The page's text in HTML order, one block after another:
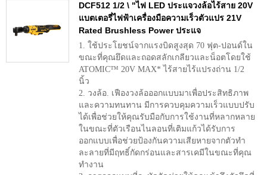
DCF512 1/2 \ "ไฟ LED ประแจวงล้อไร้สาย 20V
แบตเตอรี่ไฟฟ้าเครื่องมือความเร็วตัวแปร 21V
Rated Brushless Power ประแจ
1. ใช้ประโยชน์จากแรงบิดสูงสุด 70 ฟุต-ปอนด์ใน
ขณะที่คุณยึดและถอดสลักเกลียวและน็อตโดยใช้
ATOMIC™ 20V MAX* ไร้สายไร้แปรงถ่าน 1/2
นิ้ว
2. วงล้อ. เฟืองวงล้อออกแบบมาเพื่อประสิทธิภาพ
และความทนทาน มีการควบคุมความเร็วแบบปรับ
ได้เพื่อช่วยให้คุณรับมือกับการใช้งานที่หลากหลาย
ในขณะที่ตัวเรือนไนลอนที่เติมแก้วได้รับการ
ออกแบบเพื่อช่วยป้องกันความเสียหายจากตัวทำ
ละลายที่มีฤทธิ์กัดกร่อนและสารเคมีในขณะที่คุณ
ทำงาน